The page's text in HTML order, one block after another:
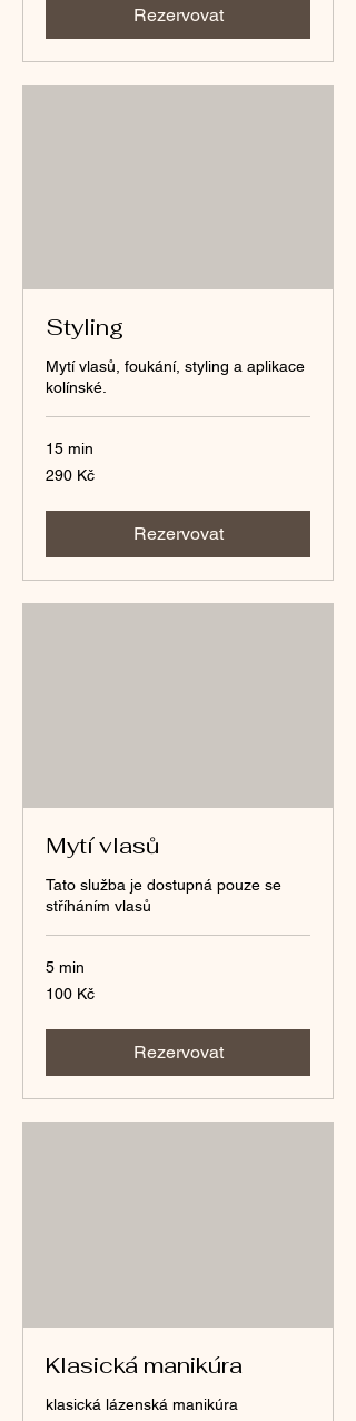
Rezervovat
Styling
Mytí vlasů, foukání, styling a aplikace
kolínské.
15 min
290
českých
290 Kč
Rezervovat
Mytí vlasů
Tato služba je dostupná pouze se
stříháním vlasů
5 min
100
českých
100 Kč
Rezervovat
Klasická manikúra
klasická lázenská manikúra